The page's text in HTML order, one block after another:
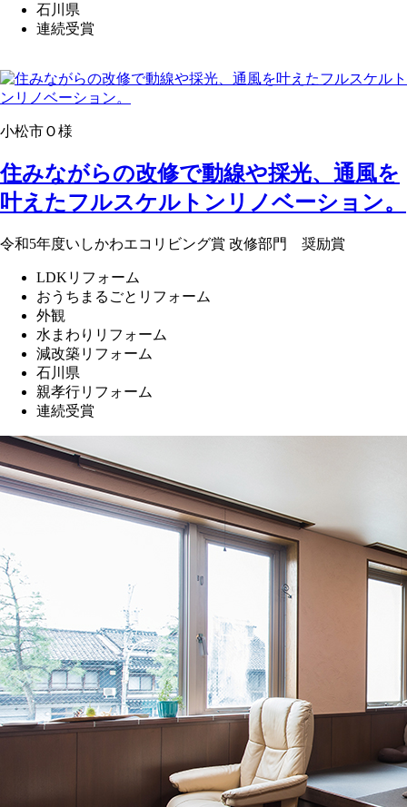
石川県
連続受賞
小松市Ｏ様
住みながらの改修で動線や採光、通風を
叶えたフルスケルトンリノベーション。
令和5年度いしかわエコリビング賞 改修部門 奨励賞
LDKリフォーム
おうちまるごとリフォーム
外観
水まわりリフォーム
減改築リフォーム
石川県
親孝行リフォーム
連続受賞